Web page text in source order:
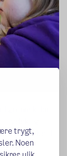
trygt,
Noen
grunnskolar
trivsel
og det